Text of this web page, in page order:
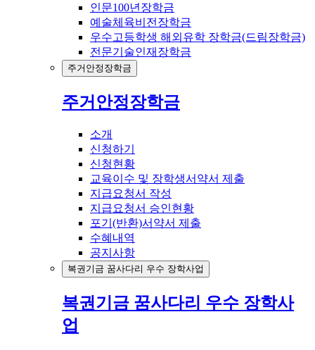
인문100년장학금
예술체육비전장학금
우수고등학생 해외유학 장학금(드림장학금)
전문기술인재장학금
주거안정장학금
주거안정장학금
소개
신청하기
신청현황
교육이수 및 장학생서약서 제출
지급요청서 작성
지급요청서 승인현황
포기(반환)서약서 제출
수혜내역
공지사항
복권기금 꿈사다리 우수 장학사업
복권기금 꿈사다리 우수 장학사
업